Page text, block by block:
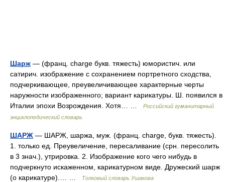
Шарж — (франц. charge букв. тяжесть) юмористич. или
сатирич. изображение с сохранением портретного сходства,
подчеркивающее, преувеличивающее характерные черты
наружности изображенного; вариант карикатуры. Ш. появился в
Италии эпохи Возрождения. Хотя… …
Российский гуманитарный
энциклопедический словарь
ШАРЖ — ШАРЖ, шаржа, муж. (франц. charge, букв. тяжесть).
1. только ед. Преувеличение, пересаливание (срн. пересолить
в 3 знач.), утрировка. 2. Изображение кого чего нибудь в
подчеркнуто искаженном, карикатурном виде. Дружеский шарж
(о карикатуре).… …
Толковый словарь Ушакова